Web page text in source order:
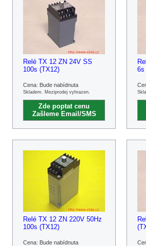
Relé TX 12 ZN 24V SS
100s (TX12)
Cena: Bude nabídnuta
Skladem. Meziprodej vyhrazen.
Zde poptat cenu
Zašleme Email/SMS
6s
Relé TX 12 ZN 220V 50Hz
100s (TX12)
Cena: Bude nabídnuta